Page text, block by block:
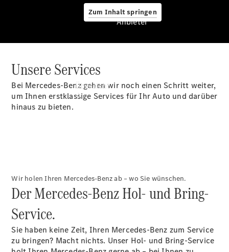
Zum Inhalt springen
Anbieter
Übersicht
Ansprechpartner
finden
Beratung
vereinbaren
Tel: +49
Anbieter
Unsere Services
Bei Mercedes-Benz gehen wir noch einen Schritt weiter,
um Ihnen erstklassige Services für Ihr Auto und darüber
hinaus zu bieten.
Wir holen Ihren Mercedes-Benz ab – wo Sie wünschen.
Der Mercedes-Benz Hol- und Bring-
Service.
Sie haben keine Zeit, Ihren Mercedes-Benz zum Service
zu bringen? Macht nichts. Unser Hol- und Bring-Service